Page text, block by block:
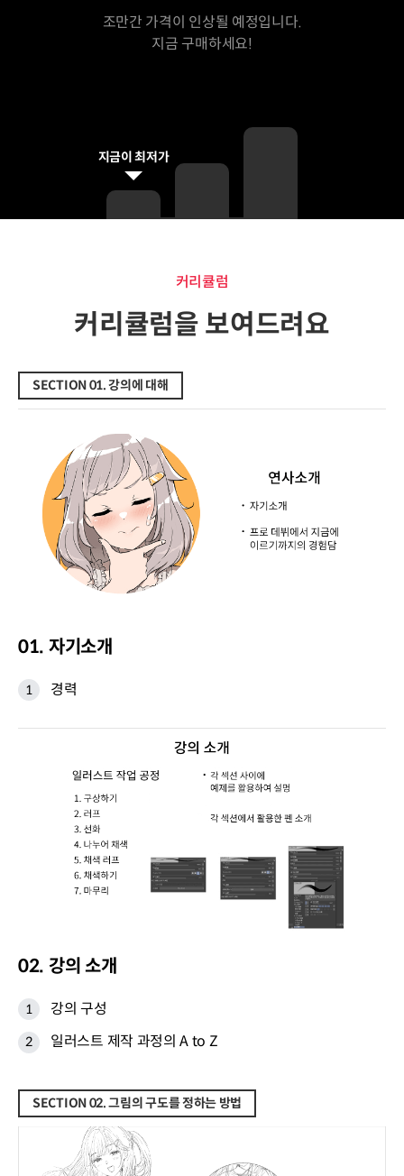
조만간 가격이 인상될 예정입니다.
지금 구매하세요!
지금이 최저가
커리큘럼
커리큘럼을 보여드려요
SECTION 01. 강의에 대해
01. 자기소개
경력
02. 강의 소개
강의 구성
일러스트 제작 과정의 A to Z
SECTION 02. 그림의 구도를 정하는 방법